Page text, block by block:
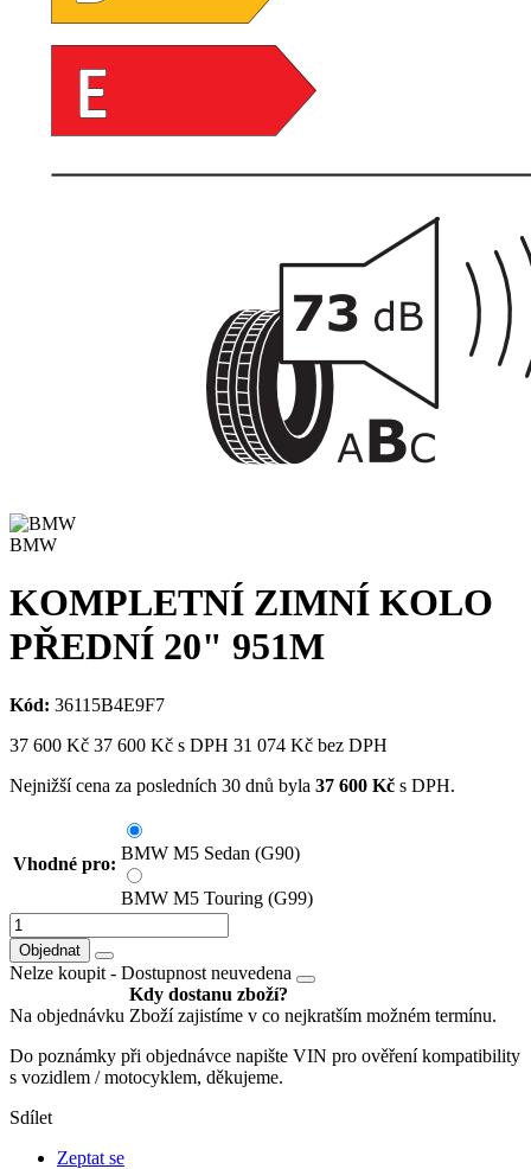
BMW
KOMPLETNÍ ZIMNÍ KOLO
PŘEDNÍ 20" 951M
Kód: 36115B4E9F7
37 600 Kč 37 600 Kč s DPH 31 074 Kč bez DPH
Nejnižší cena za posledních 30 dnů byla 37 600 Kč s DPH.
Vhodné pro:
BMW M5 Sedan (G90)
BMW M5 Touring (G99)
Objednat
Nelze koupit - Dostupnost neuvedena
Na objednávku
Kdy dostanu zboží?
Zboží zajistíme v co nejkratším možném termínu.
Do poznámky při objednávce napište VIN pro ověření kompatibility
s vozidlem / motocyklem, děkujeme.
Sdílet
Zeptat se